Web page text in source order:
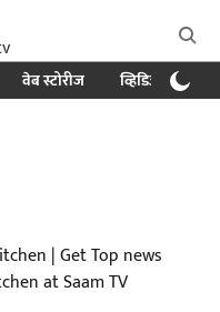
वेब स्टोरीज व्हिडिओ
| Get Top news
at Saam TV